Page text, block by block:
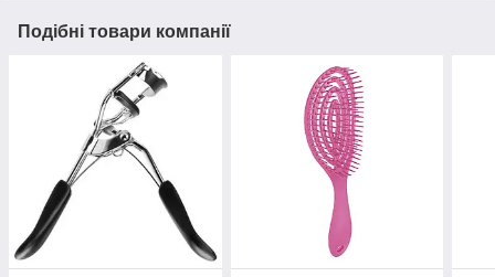
Подібні товари компанії